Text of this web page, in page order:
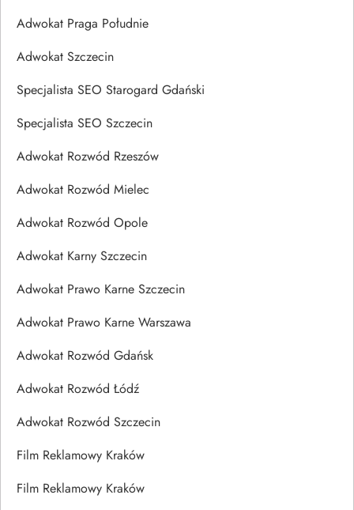
Adwokat Praga Południe
Adwokat Szczecin
Specjalista SEO Starogard Gdański
Specjalista SEO Szczecin
Adwokat Rozwód Rzeszów
Adwokat Rozwód Mielec
Adwokat Rozwód Opole
Adwokat Karny Szczecin
Adwokat Prawo Karne Szczecin
Adwokat Prawo Karne Warszawa
Adwokat Rozwód Gdańsk
Adwokat Rozwód Łódź
Adwokat Rozwód Szczecin
Film Reklamowy Kraków
Film Reklamowy Kraków